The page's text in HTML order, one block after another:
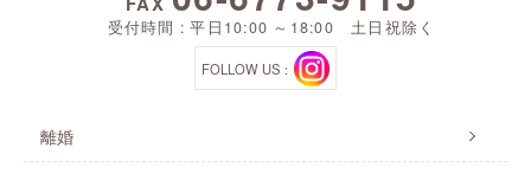
受付時間 : 平日10:00 ～18:00 土日祝除く
FOLLOW US：
離婚